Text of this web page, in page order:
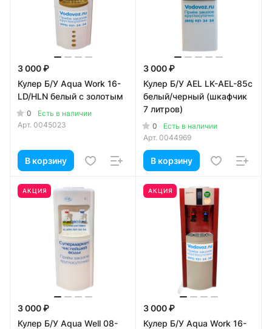
3 000 ₽
Кулер Б/У Aqua Work 16-
LD/HLN белый с золотым
0
Есть в наличии
Арт. 0045023
В корзину
3 000 ₽
Кулер Б/У AEL LK-AEL-85c
белый/черный (шкафчик
7 литров)
0
Есть в наличии
Арт. 0044969
В корзину
АКЦИЯ
3 000 ₽
Кулер Б/У Aqua Well 08-
АКЦИЯ
3 000 ₽
Кулер Б/У Aqua Work 16-